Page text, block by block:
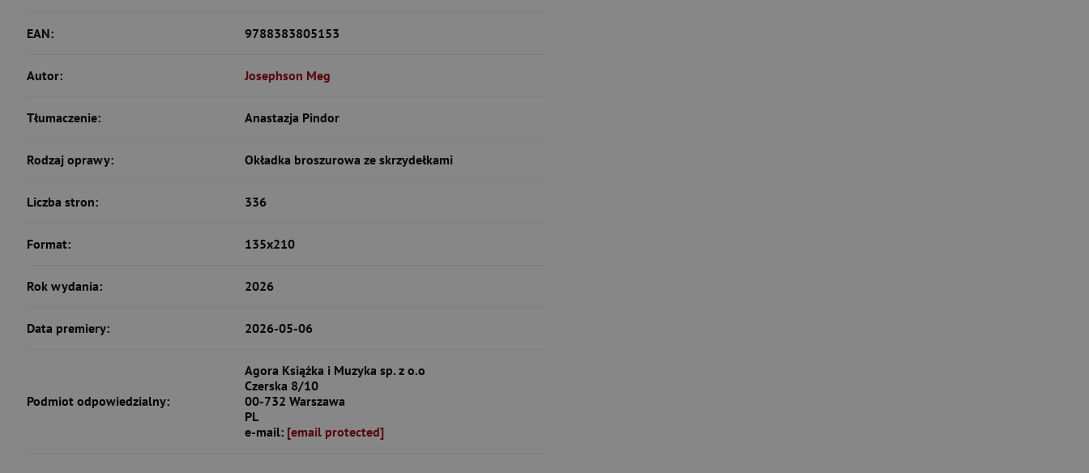
EAN: 9788383805153
Autor: Josephson Meg
Tłumaczenie: Anastazja Pindor
Rodzaj oprawy: Okładka broszurowa ze skrzydełkami
Liczba stron: 336
Format: 135x210
Rok wydania: 2026
Data premiery: 2026-05-06
Podmiot odpowiedzialny:
Agora Książka i Muzyka sp. z o.o
Czerska 8/10
00-732 Warszawa
PL
e-mail: [email protected]